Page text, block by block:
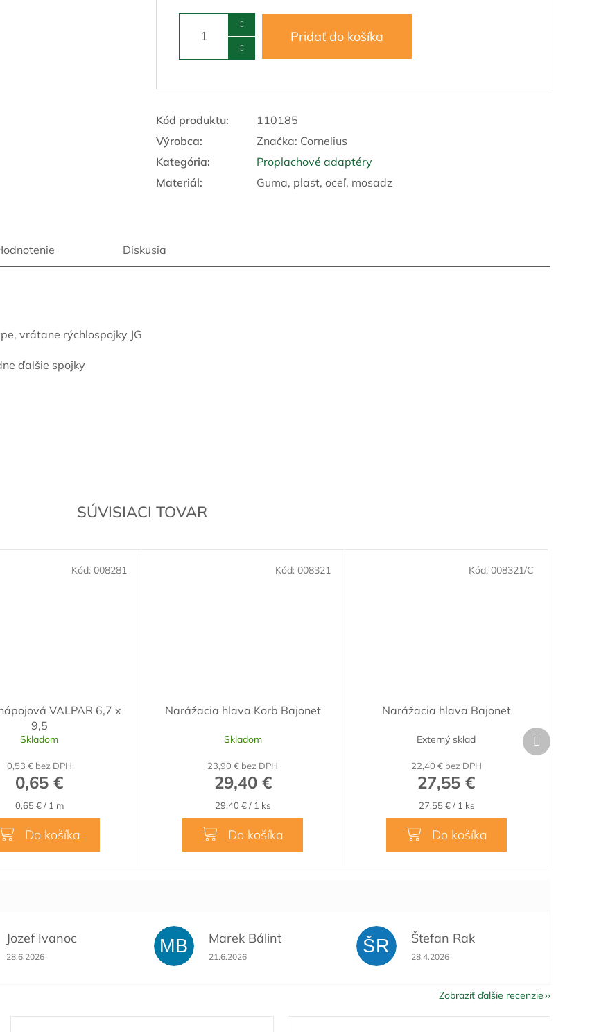
Pridať do košíka
Kód produktu:
110185
Výrobca:
Značka: Cornelius
Kategória:
Proplachové adaptéry
Materiál: Guma, plast, oceľ, mosadz
SÚVISIACI TOVAR
VALPAR 6,7 x
9,5
Skladom
0,53 € bez DPH
0,65 €
Jednotková
cena:
0,65 € / 1 m
Do košíka
Kód: 008281
Narážacia hlava Korb Bajonet
Skladom
23,90 € bez DPH
29,40 €
Jednotková
cena:
29,40 € / 1 ks
Do košíka
Kód: 008321
Narážacia hlava Bajonet
Externý sklad
22,40 € bez DPH
27,55 €
Jednotková
cena:
27,55 € / 1 ks
Do košíka
Kód: 008321/C
Ďalší
produkt
Diskusia
vrátane rýchlospojky JG
ďalšie spojky
Jozef Ivanoc
Hodnotenie obchodu je 5 z 5 hviezdičiek.
28.6.2026
MB Marek Bálint
Hodnotenie obchodu je 5 z 5 hviezdičiek.
21.6.2026
ŠR Štefan Rak
Hodnotenie obchodu je 5 z 5 hviezdičiek.
28.4.2026
Zobraziť ďalšie recenzie